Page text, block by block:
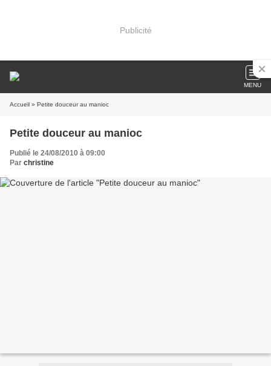
Publicité
MENU
Accueil » Petite douceur au manioc
Petite douceur au manioc
Publié le 24/08/2010 à 09:00
Par christine